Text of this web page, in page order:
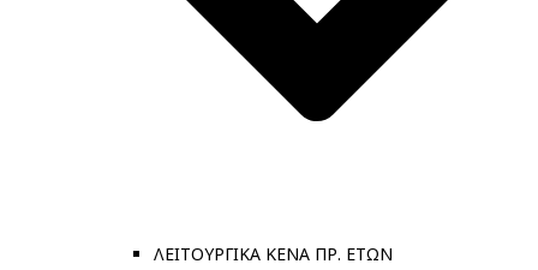
ΛΕΙΤΟΥΡΓΙΚΑ ΚΕΝΑ ΠΡ. ΕΤΩΝ